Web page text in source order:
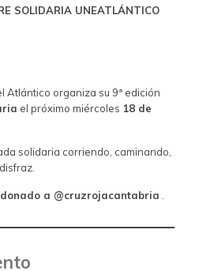
SOLIDARIA UNEATLÁNTICO
Atlántico organiza su 9ª edición
el próximo miércoles 18 de
solidaria corriendo, caminando,
a @cruzrojacantabria